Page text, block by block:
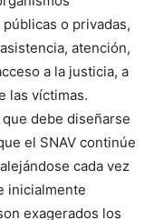
o privadas,
atención,
a la justicia, a
las víctimas.
debe diseñarse
el SNAV continúe
cada vez
inicialmente
exagerados los